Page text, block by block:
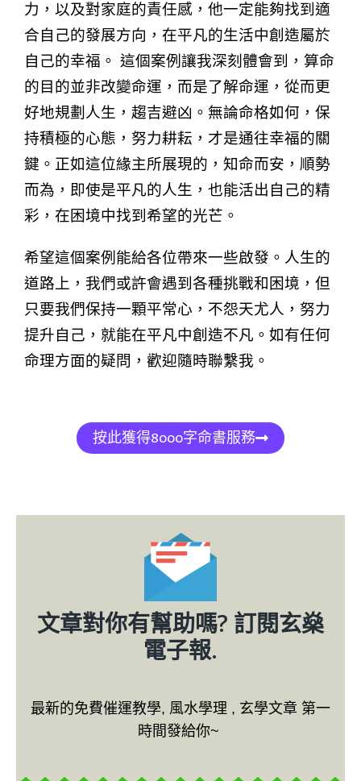
力，以及對家庭的責任感，他一定能夠找到適
合自己的發展方向，在平凡的生活中創造屬於
自己的幸福。 這個案例讓我深刻體會到，算命
的目的並非改變命運，而是了解命運，從而更
好地規劃人生，趨吉避凶。無論命格如何，保
持積極的心態，努力耕耘，才是通往幸福的關
鍵。正如這位緣主所展現的，知命而安，順勢
而為，即使是平凡的人生，也能活出自己的精
彩，在困境中找到希望的光芒。
希望這個案例能給各位帶來一些啟發。 人生的
道路上，我們或許會遇到各種挑戰和困境，但
只要我們保持一顆平常心，不怨天尤人，努力
提升自己，就能在平凡中創造不凡。如有任何
命理方面的疑問，歡迎隨時聯繫我。
按此獲得8000字命書服務
文章對你有幫助嗎? 訂閱玄燊
電子報.
最新的免費催運教學, 風水學理 , 玄學文章 第一
時間發給你~